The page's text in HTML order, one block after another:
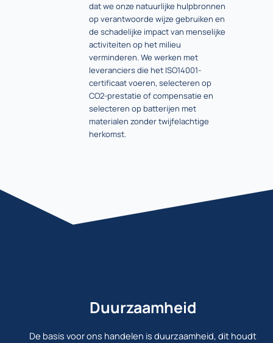
dat we onze natuurlijke hulpbronnen
op verantwoorde wijze gebruiken en
de schadelijke impact van menselijke
activiteiten op het milieu
verminderen. We werken met
leveranciers die het ISO14001-
certificaat voeren, selecteren op
CO2-prestatie of compensatie en
selecteren op batterijen met
materialen zonder twijfelachtige
herkomst.
Duurzaamheid
De basis voor ons handelen is duurzaamheid, dit houdt